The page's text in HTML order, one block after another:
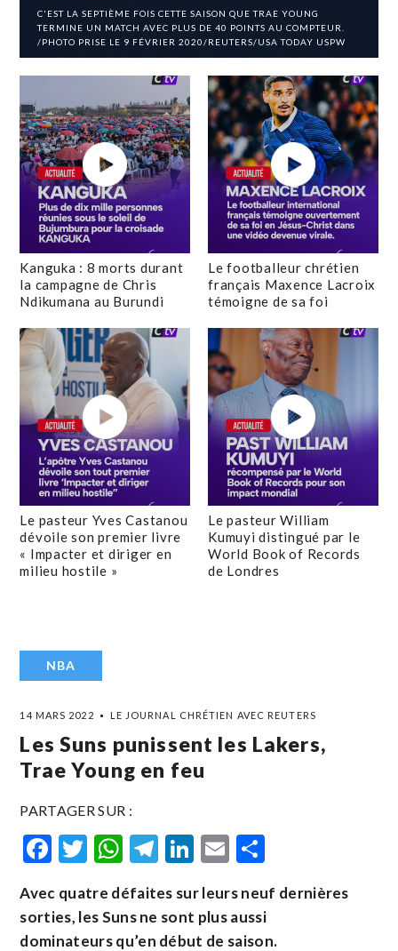
C'EST LA SEPTIÈME FOIS CETTE SAISON QUE TRAE YOUNG
TERMINE UN MATCH AVEC PLUS DE 40 POINTS AU COMPTEUR.
/PHOTO PRISE LE 9 FÉVRIER 2020/REUTERS/USA TODAY USPW
Kanguka : 8 morts durant
la campagne de Chris
Ndikumana au Burundi
Le footballeur chrétien
français Maxence Lacroix
témoigne de sa foi
Le pasteur Yves Castanou
dévoile son premier livre
« Impacter et diriger en
milieu hostile »
Le pasteur William
Kumuyi distingué par le
World Book of Records
de Londres
NBA
14 MARS 2022 LE JOURNAL CHRÉTIEN AVEC REUTERS
Les Suns punissent les Lakers,
Trae Young en feu
PARTAGER SUR :
Facebook
Twitter
WhatsApp
Telegram
LinkedIn
Email
Avec quatre défaites sur leurs neuf dernières
sorties, les Suns ne sont plus aussi
dominateurs qu’en début de saison.